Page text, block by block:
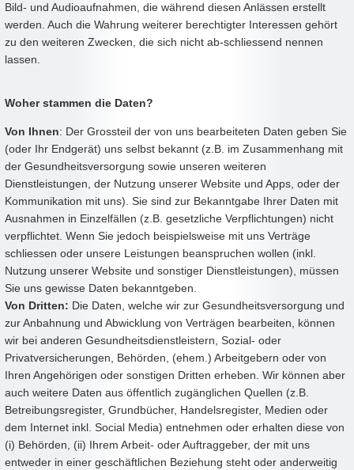
Bild- und Audioaufnahmen, die während diesen Anlässen erstellt
werden. Auch die Wahrung weiterer berechtigter Interessen gehört
zu den weiteren Zwecken, die sich nicht ab-schliessend nennen
lassen.
Woher stammen die Daten?
Von Ihnen: Der Grossteil der von uns bearbeiteten Daten geben Sie
(oder Ihr Endgerät) uns selbst bekannt (z.B. im Zusammenhang mit
der Gesundheitsversorgung sowie unseren weiteren
Dienstleistungen, der Nutzung unserer Website und Apps, oder der
Kommunikation mit uns). Sie sind zur Bekanntgabe Ihrer Daten mit
Ausnahmen in Einzelfällen (z.B. gesetzliche Verpflichtungen) nicht
verpflichtet. Wenn Sie jedoch beispielsweise mit uns Verträge
schliessen oder unsere Leistungen beanspruchen wollen (inkl.
Nutzung unserer Website und sonstiger Dienstleistungen), müssen
Sie uns gewisse Daten bekanntgeben.
Von Dritten: Die Daten, welche wir zur Gesundheitsversorgung und
zur Anbahnung und Abwicklung von Verträgen bearbeiten, können
wir bei anderen Gesundheitsdienstleistern, Sozial- oder
Privatversicherungen, Behörden, (ehem.) Arbeitgebern oder von
Ihren Angehörigen oder sonstigen Dritten erheben. Wir können aber
auch weitere Daten aus öffentlich zugänglichen Quellen (z.B.
Betreibungsregister, Grundbücher, Handelsregister, Medien oder
dem Internet inkl. Social Media) entnehmen oder erhalten diese von
(i) Behörden, (ii) Ihrem Arbeit- oder Auftraggeber, der mit uns
entweder in einer geschäftlichen Beziehung steht oder anderweitig